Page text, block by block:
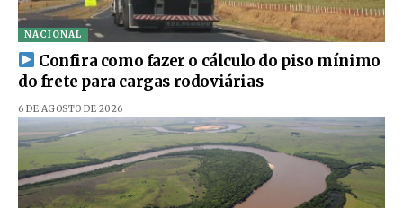
NACIONAL
Confira como fazer o cálculo do piso mínimo
do frete para cargas rodoviárias
6 DE AGOSTO DE 2026